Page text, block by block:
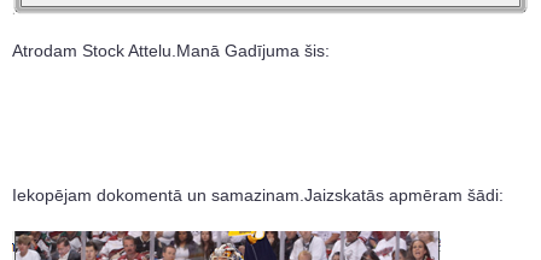
Atrodam Stock Attelu.Manā Gadījuma šis:
Iekopējam dokomentā un samazinam.Jaizskatās apmēram šādi: